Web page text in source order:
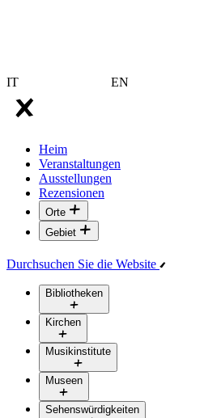
IT EN
Heim
Veranstaltungen
Ausstellungen
Rezensionen
Orte
Gebiet
Durchsuchen Sie die Website
Bibliotheken
Kirchen
Musikinstitute
Museen
Sehenswürdigkeiten